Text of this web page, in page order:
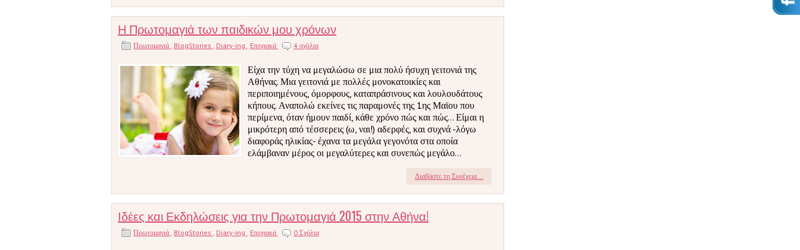
Η Πρωτομαγιά των παιδικών μου χρόνων
Πρωτομαγιά , BlogStories , Diary-ing , Eποχιακά 4 σχόλια
Είχα την τύχη να μεγαλώσω σε μια πολύ ήσυχη γειτονιά της
Αθήνας. Μια γειτονιά με πολλές μονοκατοικίες και
περιποιημένους, όμορφους, καταπράσινους και λουλουδάτους
κήπους. Αναπολώ εκείνες τις παραμονές της 1ης Μαϊου που
περίμενα, όταν ήμουν παιδί, κάθε χρόνο πώς και πώς... Είμαι η
μικρότερη από τέσσερεις (ω, ναι!) αδερφές, και συχνά -λόγω
διαφοράς ηλικίας- έχανα τα μεγάλα γεγονότα στα οποία
ελάμβαναν μέρος οι μεγαλύτερες και συνεπώς μεγάλο...
Διαβάστε τη Συνέχεια...
Ιδέες και Εκδηλώσεις για την Πρωτομαγιά 2015 στην Αθήνα!
Πρωτομαγιά , BlogStories , Diary-ing , Eποχιακά 0 Σχόλια